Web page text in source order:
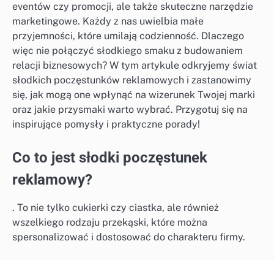
eventów czy promocji, ale także skuteczne narzędzie
marketingowe. Każdy z nas uwielbia małe
przyjemności, które umilają codzienność. Dlaczego
więc nie połączyć słodkiego smaku z budowaniem
relacji biznesowych? W tym artykule odkryjemy świat
słodkich poczęstunków reklamowych i zastanowimy
się, jak mogą one wpłynąć na wizerunek Twojej marki
oraz jakie przysmaki warto wybrać. Przygotuj się na
inspirujące pomysły i praktyczne porady!
Co to jest słodki poczęstunek
reklamowy?
. To nie tylko cukierki czy ciastka, ale również
wszelkiego rodzaju przekąski, które można
spersonalizować i dostosować do charakteru firmy.